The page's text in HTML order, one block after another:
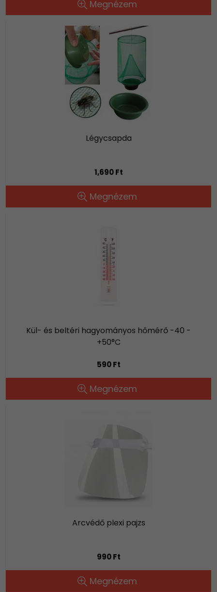
Megnézem
Légycsapda
1,690 Ft
Megnézem
Kül- és beltéri hagyományos hőmérő -40 -
+50°C
590 Ft
Megnézem
Arcvédő plexi pajzs
990 Ft
Megnézem